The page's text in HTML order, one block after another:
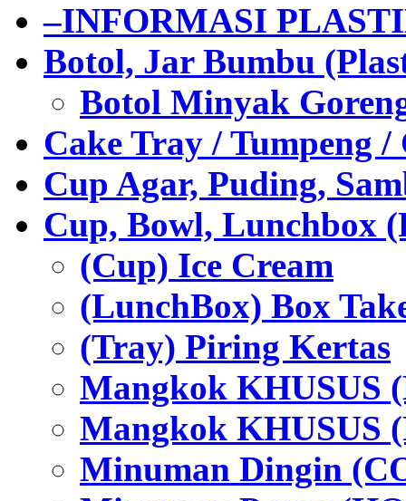
–INFORMASI
Botol, Jar Bumbu
Botol Minyak
Cake Tray / Tumpeng /
Cup Agar, Puding,
Cup, Bowl, Lunchbox
(Cup) Ice Cream
(LunchBox) Box
(Tray) Piring Kertas
Mangkok KHUSUS
Mangkok KHUSUS
Minuman Dingin